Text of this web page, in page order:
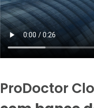
ProDoctor